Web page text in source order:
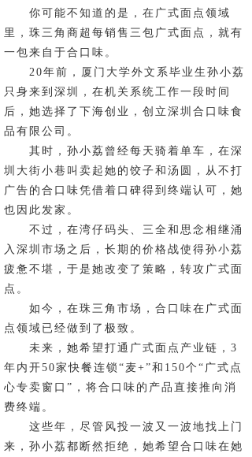
你可能不知道的是，在广式面点领域
里，珠三角商超每销售三包广式面点，就有
一包来自于合口味。
20年前，厦门大学外文系毕业生孙小荔
只身来到深圳，在机关系统工作一段时间
后，她选择了下海创业，创立深圳合口味食
品有限公司。
其时，孙小荔曾经每天骑着单车，在深
圳大街小巷叫卖起她的饺子和汤圆，从不打
广告的合口味凭借着口碑得到终端认可，她
也因此发家。
不过，在湾仔码头、三全和思念相继涌
入深圳市场之后，长期的价格战使得孙小荔
疲惫不堪，于是她改变了策略，转攻广式面
点。
如今，在珠三角市场，合口味在广式面
点领域已经做到了极致。
未来，她希望打通广式面点产业链，3
年内开50家快餐连锁“麦+”和150个“广式点
心专卖窗口”，将合口味的产品直接推向消
费终端。
这些年，尽管风投一波又一波地找上门
来，孙小荔都断然拒绝，她希望合口味在她